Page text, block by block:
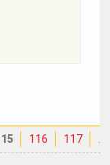
116 117 …